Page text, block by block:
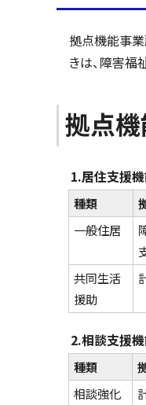
拠点機能事
きは、障害福
拠点
1.居住支援
種類
一般住居
共同生活
援助
2.相談支援
種類
相談強化